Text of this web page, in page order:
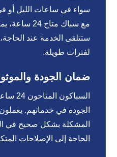
سواء في ساعات الليل أو
مع سباك
ستتلقى الخدمة عند الحاجة،
لفترات طويلة.
ضمان الجودة
الجودة في خدماتهم.
المشكلة بشكل صحيح في
الحاجة إلى الإصلاحات